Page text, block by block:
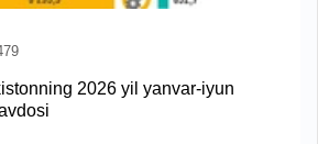
2026 yil yanvar-iyun